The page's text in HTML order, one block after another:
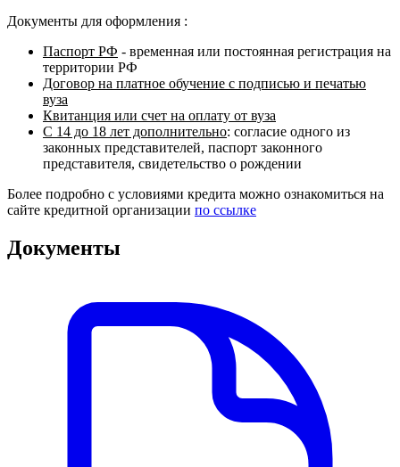
Документы для оформления :
Паспорт РФ - временная или постоянная регистрация на
территории РФ
Договор на платное обучение с подписью и печатью
вуза
Квитанция или счет на оплату от вуза
С 14 до 18 лет дополнительно: согласие одного из
законных представителей, паспорт законного
представителя, свидетельство о рождении
Более подробно с условиями кредита можно ознакомиться на
сайте кредитной организации по ссылке
Документы